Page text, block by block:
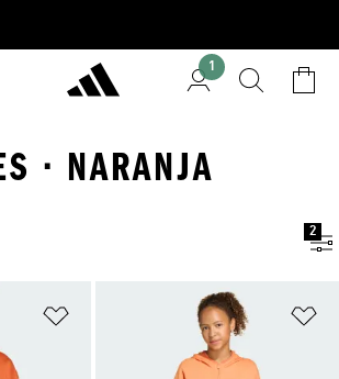
1
· NARANJA
2
Añadir a la lista de deseos